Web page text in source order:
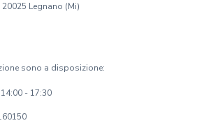
Legnano (Mi)
sono a disposizione:
- 17:30